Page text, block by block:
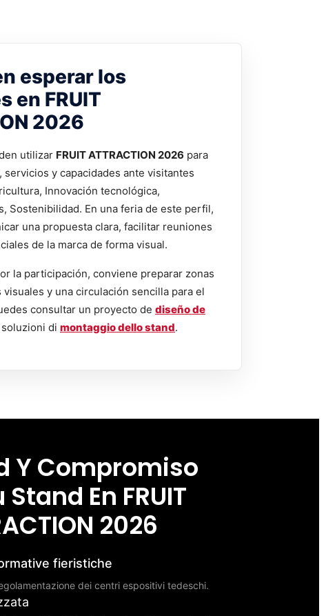
esperar los
en FRUIT
2026
utilizar FRUIT ATTRACTION 2026 para
y capacidades ante visitantes
Innovación tecnológica,
Sostenibilidad. En una feria de este perfil,
una propuesta clara, facilitar reuniones
de la marca de forma visual.
la participación, conviene preparar zonas
y una circulación sencilla para el
consultar un proyecto de diseño de
di montaggio dello stand.
Y Compromiso
Stand En FRUIT
2026
fieristiche
dei centri espositivi tedeschi.